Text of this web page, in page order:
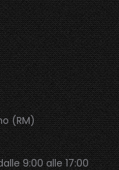
(RM)
9:00 alle 17:00